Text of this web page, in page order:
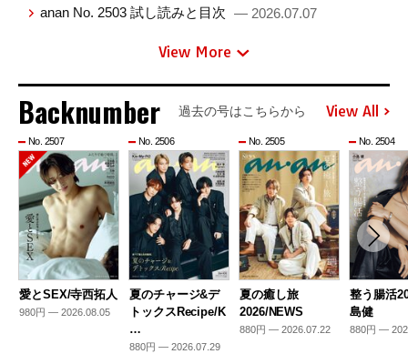
anan No. 2503 試し読みと目次 — 2026.07.07
View More
Backnumber 過去の号はこちらから View All
No. 2507
愛とSEX/寺西拓人
980円 — 2026.08.05
No. 2506
夏のチャージ&デ
トックスRecipe/K
…
880円 — 2026.07.29
No. 2505
夏の癒し旅
2026/NEWS
880円 — 2026.07.22
No. 2504
整う腸活
島健
880円 —